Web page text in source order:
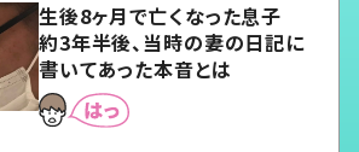
生後8ヶ月で亡くなった息子
約3年半後、当時の妻の日記に
書いてあった本音とは